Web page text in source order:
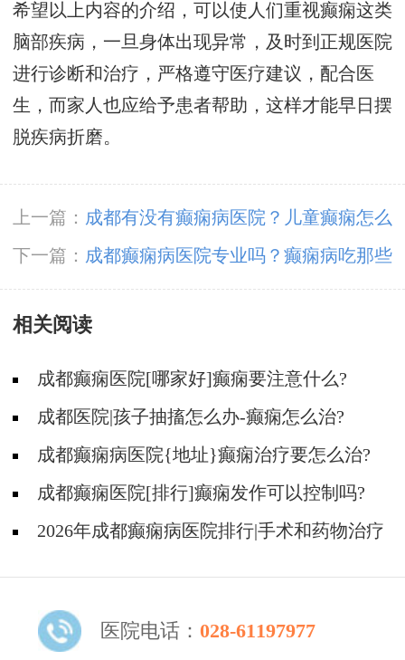
希望以上内容的介绍，可以使人们重视癫痫这类
脑部疾病，一旦身体出现异常，及时到正规医院
进行诊断和治疗，严格遵守医疗建议，配合医
生，而家人也应给予患者帮助，这样才能早日摆
脱疾病折磨。
上一篇： 成都有没有癫痫病医院？儿童癫痫怎么
护理？
下一篇： 成都癫痫病医院专业吗？癫痫病吃那些
药物好？
相关阅读
成都癫痫医院[哪家好]癫痫要注意什么?
成都医院|孩子抽搐怎么办-癫痫怎么治?
成都癫痫病医院{地址}癫痫治疗要怎么治?
成都癫痫医院[排行]癫痫发作可以控制吗?
2026年成都癫痫病医院排行|手术和药物治疗
医院电话： 028-61197977